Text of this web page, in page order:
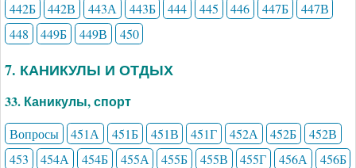
442Б 442В 443А 443Б 444 445 446 447Б
447В
448
449Б 449В 450
7. КАНИКУЛЫ И ОТДЫХ
33. Каникулы, спорт
Вопросы 451А 451Б 451В 451Г 452А 452Б
452В
453
454А 454Б 455А 455Б 455В 455Г 456А
456Б